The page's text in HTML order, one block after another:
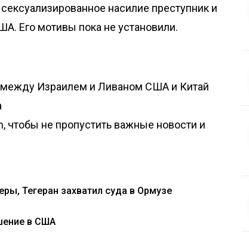
насилие преступник и
Его мотивы пока не установили.
Израилем и Ливаном США и Китай
чтобы не пропустить важные новости и
Тегеран захватил суда в Ормузе
в США